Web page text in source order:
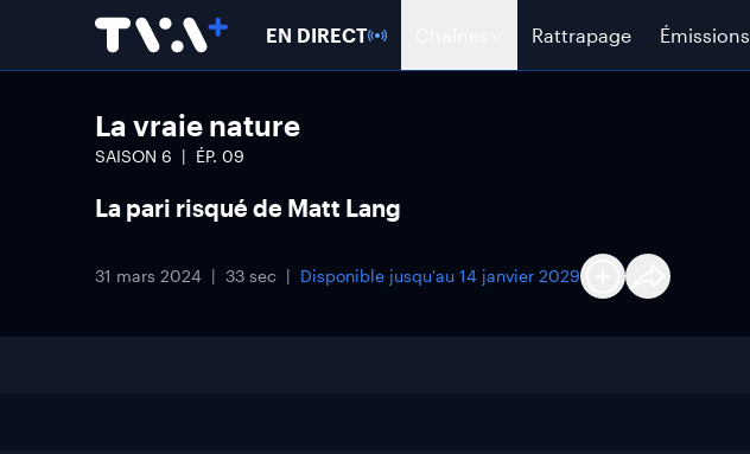
EN DIRECT Rattrapage Émissions
La vraie nature
SAISON 6 ÉP. 09
La pari risqué de Matt Lang
31 mars 2024 33 sec Disponible jusqu'au 14 janvier 2029